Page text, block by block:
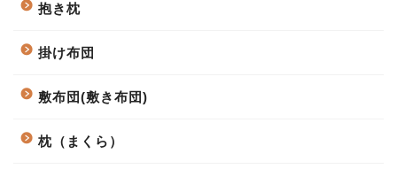
抱き枕
掛け布団
敷布団(敷き布団)
枕（まくら）